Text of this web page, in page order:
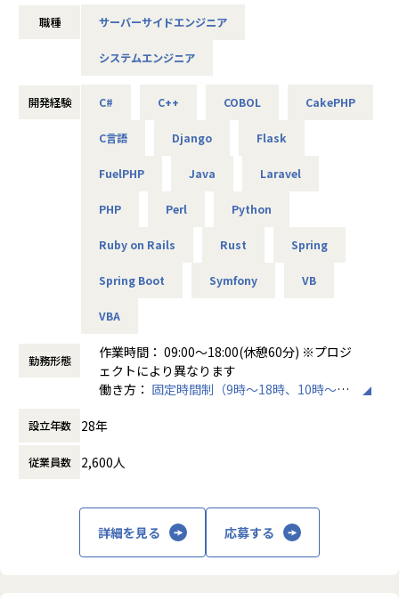
・ゲーム開発／Unity、Java、C#
・スマホアプリ開発／TypeScript、HTML、CSS、SQ
・シュミレーションシステム開発／Unity、 C#,、VB.
・大手自動車向け車載器･ソフト開発／C、C++、Linu
社を上げて応援しています！
約1,600名のエンジニアが在籍、岡山オフィス所属エンジニ
ア社員は約80名（2026年8月時点）
受託開発チームも約10名で構成しており、20代の若手～50代
のベテランまで幅広い年齢層の方が様々な分野や業種で活躍
業務やキャリアパスの相談もエンジニア社員が気兼ねなく相
談できるリレーション体制をしっかり構築しており、エンジ
ニアサポート部署の担当者も常駐しておりますので、技術的
な部分を含め何かあればすぐに相談できる環境です
間を探しております！
職種 サーバーサイドエンジニア
システムエンジニア
開発経験 C# C++ COBOL CakePHP
C言語 Django Flask
FuelPHP Java Laravel
PHP Perl Python
Ruby on Rails Rust Spring
Spring Boot Symfony VB
VBA
勤務形態
作業時間： 09:00～18:00(休憩60分) ※プロジ
ェクトにより異なります
働き方： 固定時間制（9時～18時、10時～19
時間外労働の有無： 有（月平均10時間）
設立年数 28年
従業員数 2,600人
詳細を見る 応募する